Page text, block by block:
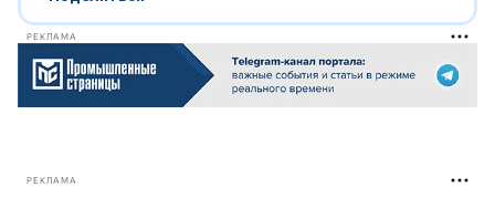
РЕКЛАМА
РЕКЛАМА